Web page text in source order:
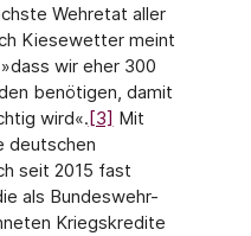
Wehretat aller
Kiesewetter meint
wir eher 300
benötigen, damit
wird«.[3] Mit
deutschen
seit 2015 fast
als Bundeswehr-
Kriegskredite